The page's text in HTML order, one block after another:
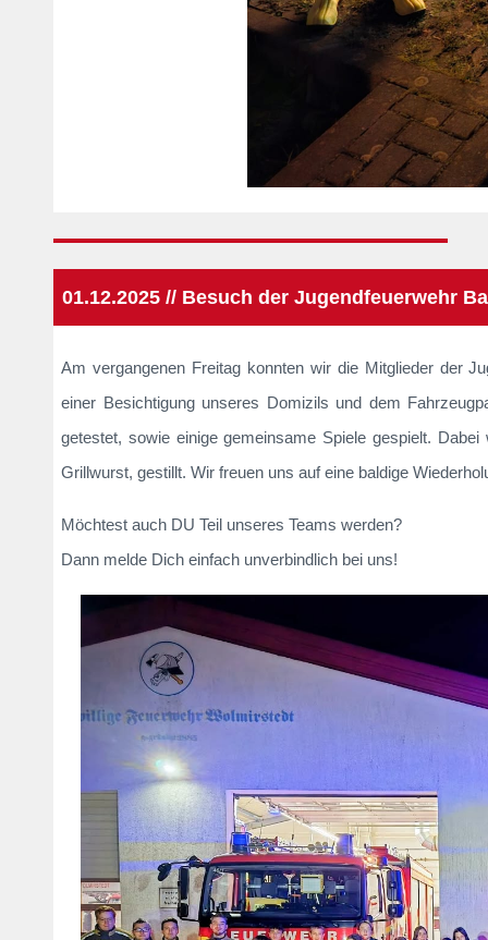
01.12.2025 // Besuch der Jugendfeuerwehr
Am vergangenen Freitag konnten wir die Mitglieder der
einer Besichtigung unseres Domizils und dem
getestet, sowie einige gemeinsame Spiele gespielt.
Grillwurst, gestillt. Wir freuen uns auf eine baldige
Möchtest auch DU Teil unseres Teams werden?
Dann melde Dich einfach unverbindlich bei uns!